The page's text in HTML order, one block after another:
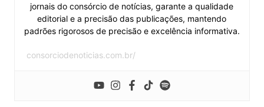
jornais do consórcio de notícias, garante a qualidade
editorial e a precisão das publicações, mantendo
padrões rigorosos de precisão e excelência informativa.
consorciodenoticias.com.br/